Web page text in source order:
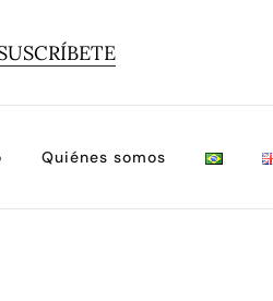
Quiénes somos